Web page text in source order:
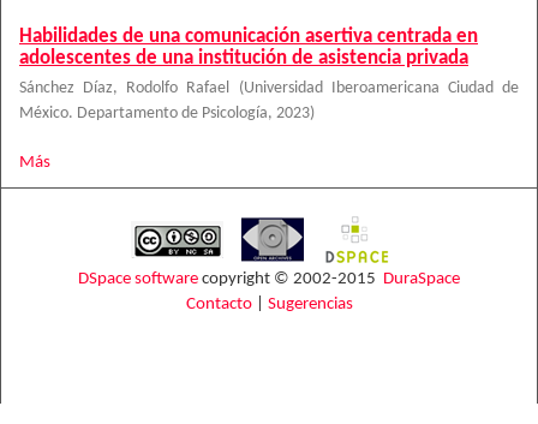
Habilidades de una comunicación asertiva centrada en
adolescentes de una institución de asistencia privada
Sánchez Díaz, Rodolfo Rafael (Universidad Iberoamericana Ciudad de
México. Departamento de Psicología, 2023)
Más
DSpace software copyright © 2002-2015 DuraSpace
Contacto| Sugerencias